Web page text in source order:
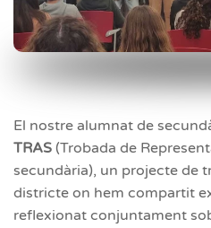
El nostre alumnat de
TRAS (Trobada de
secundària), un projecte de
districte on hem compartit
reflexionat conjuntament